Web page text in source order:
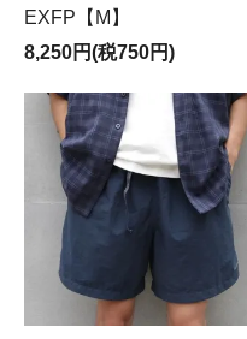
EXFP【M】
8,250円(税750円)